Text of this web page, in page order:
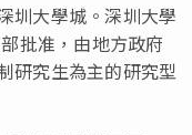
圳大學城。深圳大學
批准，由地方政府
研究生為主的研究型